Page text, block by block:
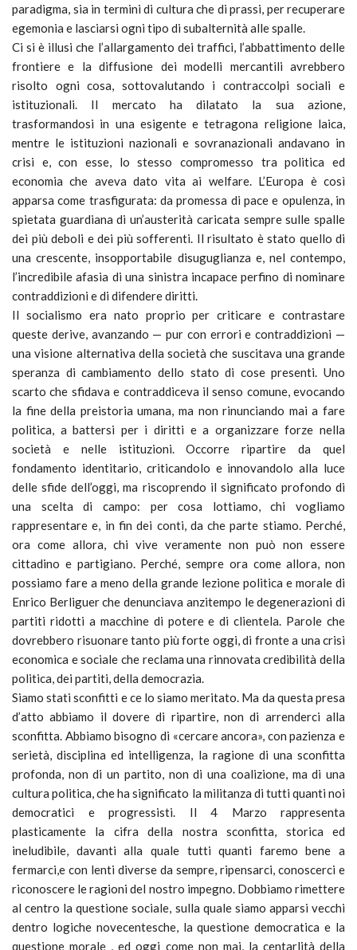
paradigma, sia in termini di cultura che di prassi, per recuperare
egemonia e lasciarsi ogni tipo di subalternità alle spalle.
Ci si è illusi che l’allargamento dei traffici, l’abbattimento delle
frontiere e la diffusione dei modelli mercantili avrebbero
risolto ogni cosa, sottovalutando i contraccolpi sociali e
istituzionali. Il mercato ha dilatato la sua azione,
trasformandosi in una esigente e tetragona religione laica,
mentre le istituzioni nazionali e sovranazionali andavano in
crisi e, con esse, lo stesso compromesso tra politica ed
economia che aveva dato vita ai welfare. L’Europa è così
apparsa come trasfigurata: da promessa di pace e opulenza, in
spietata guardiana di un’austerità caricata sempre sulle spalle
dei più deboli e dei più sofferenti. Il risultato è stato quello di
una crescente, insopportabile disuguglianza e, nel contempo,
l’incredibile afasia di una sinistra incapace perfino di nominare
contraddizioni e di difendere diritti.
Il socialismo era nato proprio per criticare e contrastare
queste derive, avanzando — pur con errori e contraddizioni —
una visione alternativa della società che suscitava una grande
speranza di cambiamento dello stato di cose presenti. Uno
scarto che sfidava e contraddiceva il senso comune, evocando
la fine della preistoria umana, ma non rinunciando mai a fare
politica, a battersi per i diritti e a organizzare forze nella
società e nelle istituzioni. Occorre ripartire da quel
fondamento identitario, criticandolo e innovandolo alla luce
delle sfide dell’oggi, ma riscoprendo il significato profondo di
una scelta di campo: per cosa lottiamo, chi vogliamo
rappresentare e, in fin dei conti, da che parte stiamo. Perché,
ora come allora, chi vive veramente non può non essere
cittadino e partigiano. Perché, sempre ora come allora, non
possiamo fare a meno della grande lezione politica e morale di
Enrico Berliguer che denunciava anzitempo le degenerazioni di
partiti ridotti a macchine di potere e di clientela. Parole che
dovrebbero risuonare tanto più forte oggi, di fronte a una crisi
economica e sociale che reclama una rinnovata credibilità della
politica, dei partiti, della democrazia.
Siamo stati sconfitti e ce lo siamo meritato. Ma da questa presa
d’atto abbiamo il dovere di ripartire, non di arrenderci alla
sconfitta. Abbiamo bisogno di «cercare ancora», con pazienza e
serietà, disciplina ed intelligenza, la ragione di una sconfitta
profonda, non di un partito, non di una coalizione, ma di una
cultura politica, che ha significato la militanza di tutti quanti noi
democratici e progressisti. Il 4 Marzo rappresenta
plasticamente la cifra della nostra sconfitta, storica ed
ineludibile, davanti alla quale tutti quanti faremo bene a
fermarci,e con lenti diverse da sempre, ripensarci, conoscerci e
riconoscere le ragioni del nostro impegno. Dobbiamo rimettere
al centro la questione sociale, sulla quale siamo apparsi vecchi
dentro logiche novecentesche, la questione democratica e la
questione morale , ed oggi come non mai, la centarlità della